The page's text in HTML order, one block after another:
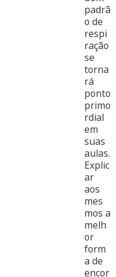
padrã
o de
respi
ração
se
torna
rá
ponto
primo
rdial
em
suas
aulas.
Explic
ar
aos
mes
mos a
melh
or
form
a de
encor